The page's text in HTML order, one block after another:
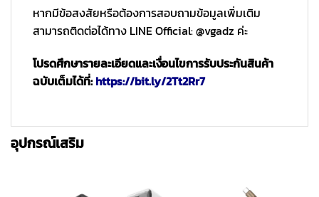
หากมีข้อสงสัยหรือต้องการสอบถามข้อมูลเพิ่มเติม
สามารถติดต่อได้ทาง LINE Official: @vgadz ค่ะ
โปรดศึกษารายละเอียดและเงื่อนไขการรับประกันสินค้า
ฉบับเต็มได้ที่:https://bit.ly/2Tt2Rr7
อุปกรณ์เสริม